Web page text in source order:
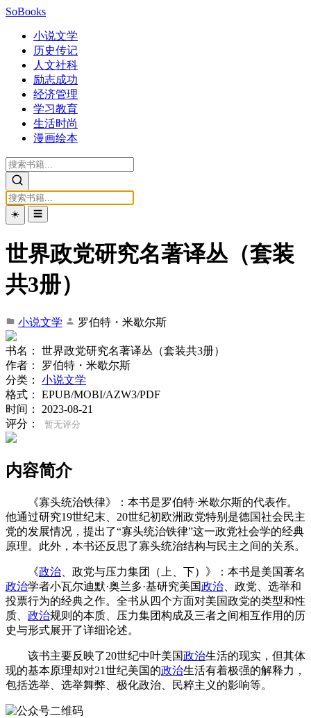
SoBooks
小说文学
历史传记
人文社科
励志成功
经济管理
学习教育
生活时尚
漫画绘本
☀️ ☰
世界政党研究名著译丛（套装
共3册）
小说文学 罗伯特・米歇尔斯
书名：
世界政党研究名著译丛（套装共3册）
作者：
罗伯特・米歇尔斯
分类：
小说文学
格式：
EPUB/MOBI/AZW3/PDF
时间：
2023-08-21
评分：
暂无评分
内容简介
《寡头统治铁律》：本书是罗伯特·米歇尔斯的代表作。
他通过研究19世纪末、20世纪初欧洲政党特别是德国社会民主
党的发展情况，提出了“寡头统治铁律”这一政党社会学的经典
原理。此外，本书还反思了寡头统治结构与民主之间的关系。
《政治 、政党与压力集团（上、下）》：本书是美国著名
政治学者小瓦尔迪默·奥兰多·基研究美国政治 、政党、选举和
投票行为的经典之作。全书从四个方面对美国政党的类型和性
质、 政治规则的本质、压力集团构成及三者之间相互作用的历
史与形式展开了详细论述。
该书主要反映了20世纪中叶美国政治生活的现实，但其体
现的基本原理却对21世纪美国的政治生活有着极强的解释力，
包括选举、选举舞弊、极化政治、民粹主义的影响等。